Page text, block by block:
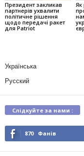
Президент закликав
партнерів ухвалити
політичне рішення
щодо передачі ракет
для Patriot
Як
Українська
Русский
Слідкуйте за нами :
870 Фанів